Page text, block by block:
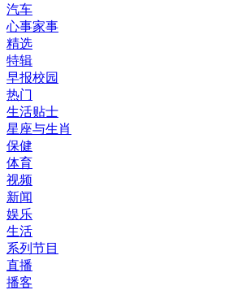
汽车
心事家事
精选
特辑
早报校园
热门
生活贴士
星座与生肖
保健
体育
视频
新闻
娱乐
生活
系列节目
直播
播客